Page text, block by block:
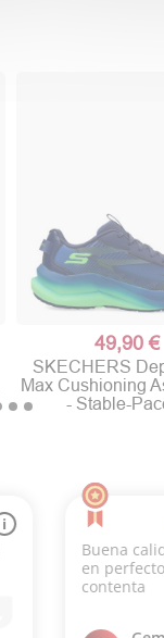
49,90 €
SKECHERS
Max Cushioning
- Stable-